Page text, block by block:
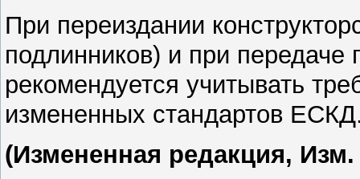
При переиздании
подлинников) и при передаче
рекомендуется учитывать
измененных стандартов
(Измененная редакция,